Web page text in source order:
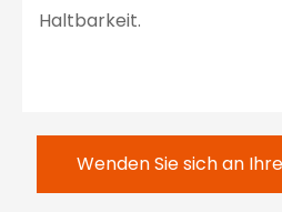
Haltbarkeit.
Wenden Sie sich an